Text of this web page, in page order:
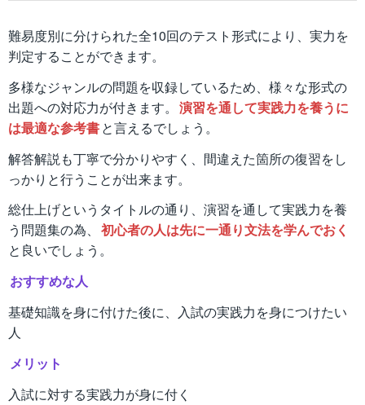
難易度別に分けられた全10回のテスト形式により、実力を
判定することができます。
多様なジャンルの問題を収録しているため、様々な形式の
出題への対応力が付きます。 演習を通して実践力を養うに
は最適な参考書と言えるでしょう。
解答解説も丁寧で分かりやすく、間違えた箇所の復習をし
っかりと行うことが出来ます。
総仕上げというタイトルの通り、演習を通して実践力を養
う問題集の為、 初心者の人は先に一通り文法を学んでおく
と良いでしょう。
おすすめな人
基礎知識を身に付けた後に、入試の実践力を身につけたい
人
メリット
入試に対する実践力が身に付く